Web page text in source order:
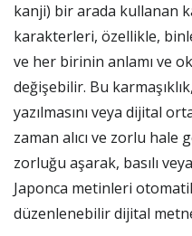
kanji) bir arada kullanan
karakterleri, özellikle,
ve her birinin anlamı ve
değişebilir. Bu
yazılmasını veya dijital
zaman alıcı ve zorlu hale
zorluğu aşarak, basılı
Japonca metinleri
düzenlenebilir dijital